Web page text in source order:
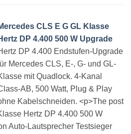
CLS E G GL Klasse
DP 4.400 500 W Upgrade
DP 4.400 Endstufen-Upgrade
Mercedes CLS, E-, G- und GL-
mit Quadlock. 4-Kanal
AB, 500 Watt, Plug & Play
Kabelschneiden. <p>The post
Hertz DP 4.400 500 W
Auto-Lautsprecher Testsieger